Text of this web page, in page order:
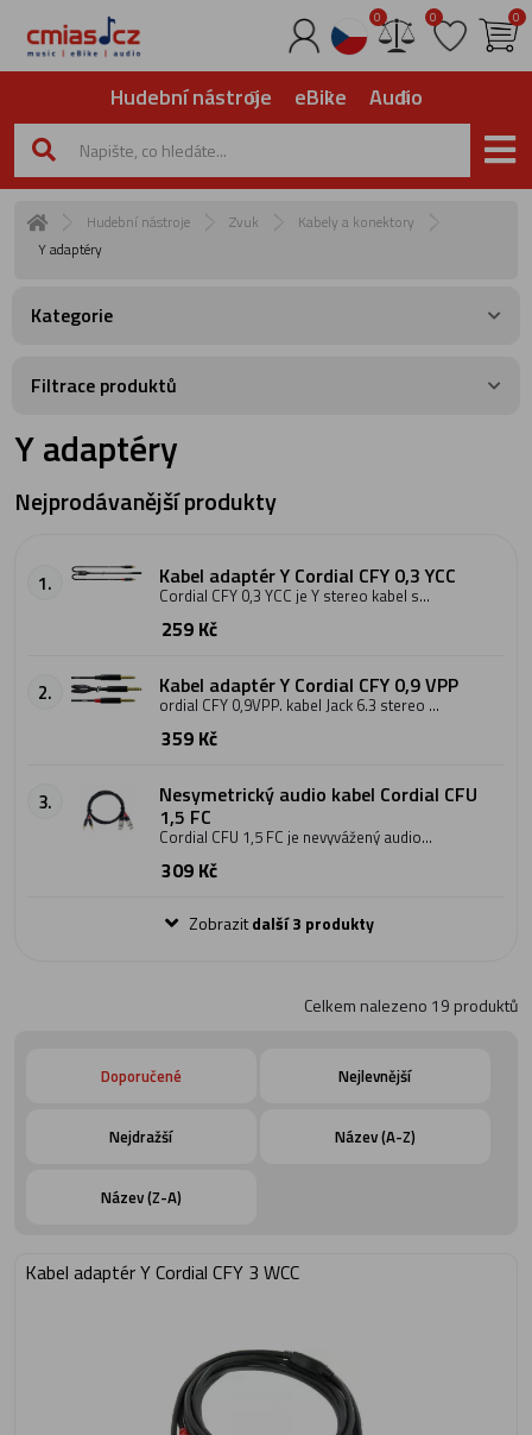
0 0 0
Hudební nástroje eBike Audio
Hudební nástroje Zvuk
Kabely a konektory
Y adaptéry
Kategorie
Filtrace produktů
Y adaptéry
Nejprodávanější produkty
1. Kabel adaptér Y Cordial CFY 0,3 YCC
Cordial CFY 0,3 YCC je Y stereo kabel s
2x cinch RCA. Délka kabelu jsou 0,3 metru.
jsou použity z modelové řady Neutrik
Rean a jsou ručně pájené. Průřez vodiče
je 2x 0,22 mm2 a na obou koncích jsou
rozštěpy dlouhé přibližně 15 cm. Kabely
jsou barevně rozlišovány (červená/černá)
černé.
259 Kč
2. Kabel adaptér Y Cordial CFY 0,9 VPP
ordial CFY 0,9VPP. kabel Jack 6.3 stereo -
359 Kč
3. Nesymetrický audio kabel Cordial CFU
1,5 FC
Cordial CFU 1,5 FC je nevyvážený audio
o délce 1,5 m.
309 Kč
Zobrazitdalší 3 produkty
Celkem nalezeno 19 produktů
Doporučené Nejlevnější
Nejdražší Název (A-Z)
Název (Z-A)
Kabel adaptér Y Cordial CFY 3 WCC